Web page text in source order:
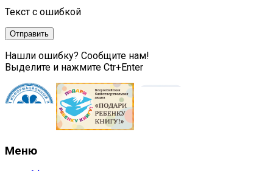
Текст с ошибкой
Нашли ошибку? Сообщите нам!
Выделите и нажмите Ctr+Enter
Меню